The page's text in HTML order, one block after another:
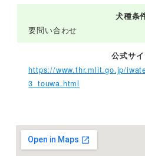
犬種条
要問い合わせ
公式サイ
https://www.thr.mlit.go.jp/
3_touwa.html